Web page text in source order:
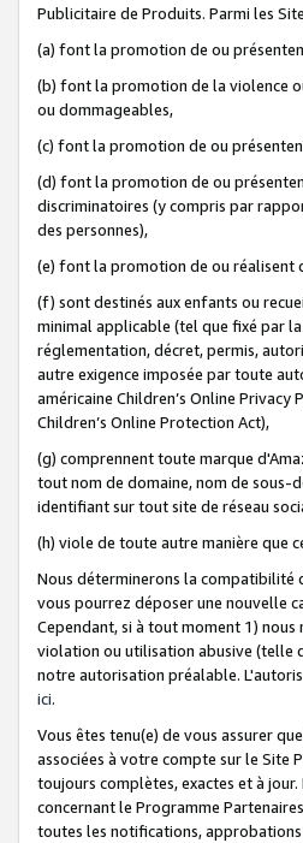
Publicitaire de Produits. Parmi les
(a) font la promotion de ou
(b) font la promotion de la violence
ou dommageables,
(c) font la promotion de ou
(d) font la promotion de ou
discriminatoires (y compris par
des personnes),
(e) font la promotion de ou réalisent
(f) sont destinés aux enfants ou
minimal applicable (tel que fixé par
réglementation, décret, permis,
autre exigence imposée par toute
américaine Children’s Online
Children’s Online Protection Act),
(g) comprennent toute marque
tout nom de domaine, nom de sous-
identifiant sur tout site de réseau
(h) viole de toute autre manière
Nous déterminerons la compatibilité
vous pourrez déposer une nouvelle
Cependant, si à tout moment 1)
violation ou utilisation abusive (telle
notre autorisation préalable.
ici.
Vous êtes tenu(e) de vous assurer
associées à votre compte sur le Site
toujours complètes, exactes et à
concernant le Programme
toutes les notifications, approbations